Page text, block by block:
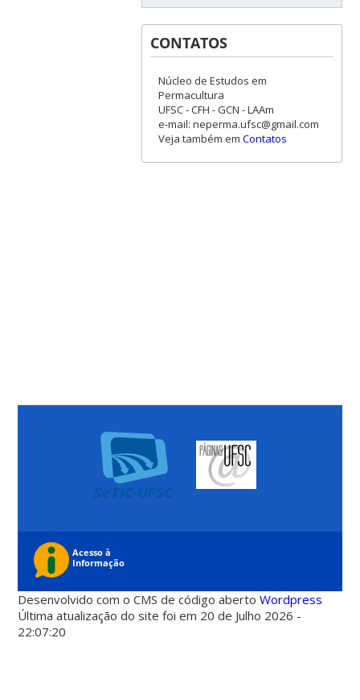
CONTATOS
Núcleo de Estudos em
Permacultura
UFSC - CFH - GCN - LAAm
e-mail: neperma.ufsc@gmail.com
Veja também em Contatos
Desenvolvido com o CMS de código abertoWordpress
Última atualização do site foi em 20 de Julho 2026 -
22:07:20